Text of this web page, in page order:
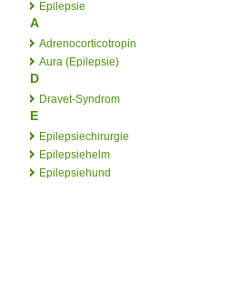
Epilepsie
A
Adrenocorticotropin
Aura (Epilepsie)
D
Dravet-Syndrom
E
Epilepsiechirurgie
Epilepsiehelm
Epilepsiehund